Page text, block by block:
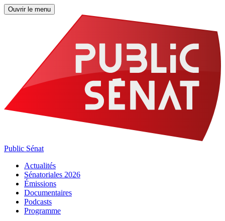
Ouvrir le menu
Public Sénat
Actualités
Sénatoriales 2026
Émissions
Documentaires
Podcasts
Programme